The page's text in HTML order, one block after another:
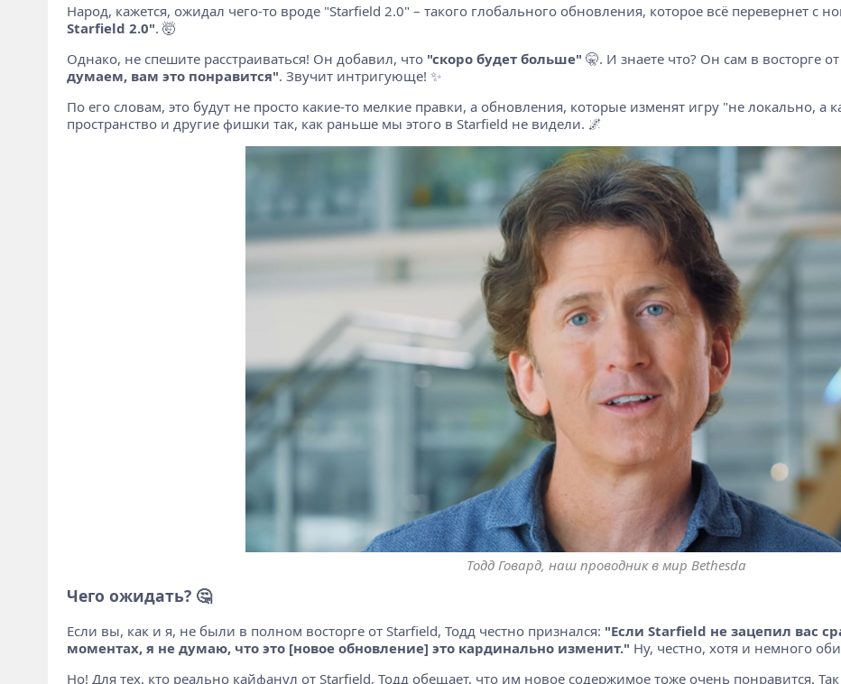
Народ, кажется, ожидал чего-то вроде "Starfield 2.0" – такого глобального обновления, которое всё перевернет с
Starfield 2.0". 🤯
Однако, не спешите расстраиваться! Он добавил, что "скоро будет больше" 🤫. И знаете что? Он сам в восторге
думаем, вам это понравится". Звучит интригующе! ✨
По его словам, это будут не просто какие-то мелкие правки, а обновления, которые изменят игру "не локально, а
пространство и другие фишки так, как раньше мы этого в Starfield не видели. 🌌
Тодд Говард, наш проводник в мир Bethesda
Чего ожидать? 🤔
Если вы, как и я, не были в полном восторге от Starfield, Тодд честно признался: "Если Starfield не зацепил вас
моментах, я не думаю, что это [новое обновление] это кардинально изменит." Ну, честно, хотя и немного
Но! Для тех, кто реально кайфанул от Starfield, Тодд обещает, что им новое содержимое тоже очень понравится.